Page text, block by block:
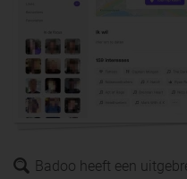
Badoo heeft een